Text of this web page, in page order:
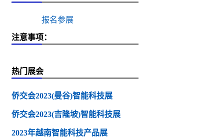
报名参展
注意事项：
热门展会
侨交会2023(曼谷)智能科技展
侨交会2023(吉隆坡)智能科技展
2023年越南智能科技产品展